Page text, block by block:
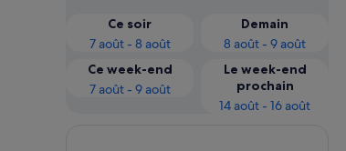
Ce soir
7 août - 8 août
Demain
8 août - 9 août
Ce week-end
7 août - 9 août
Le week-end
prochain
14 août - 16 août